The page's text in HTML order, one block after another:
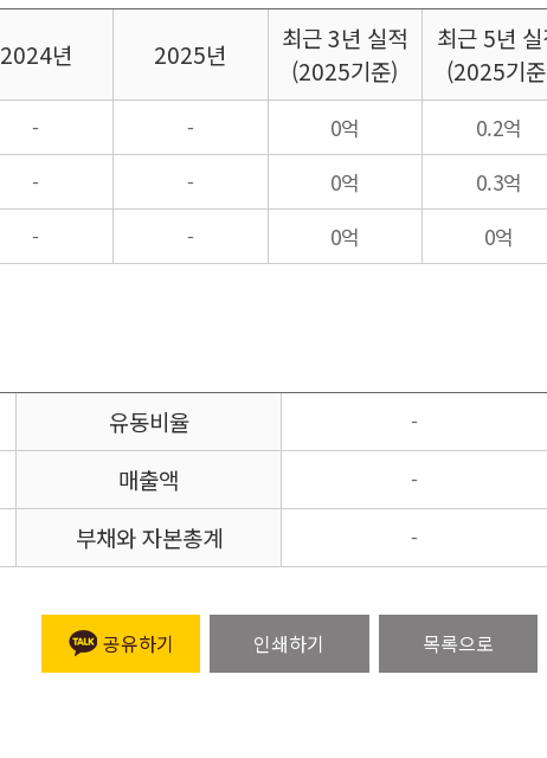
2024년 2025년
최근3년 실적
(2025기준)
최근 5년
(2025기
- - 0억
0.2억
- - 0억
0.3억
- - 0억 0억
유동비율 -
매출액 -
부채와 자본총계 -
공유하기 인쇄하기 목록으로